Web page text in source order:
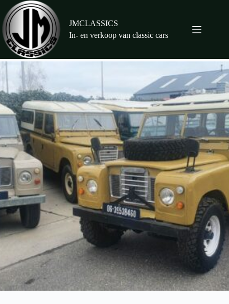
naar
de
inhoud
JMCLASSICS
In- en verkoop van classic cars